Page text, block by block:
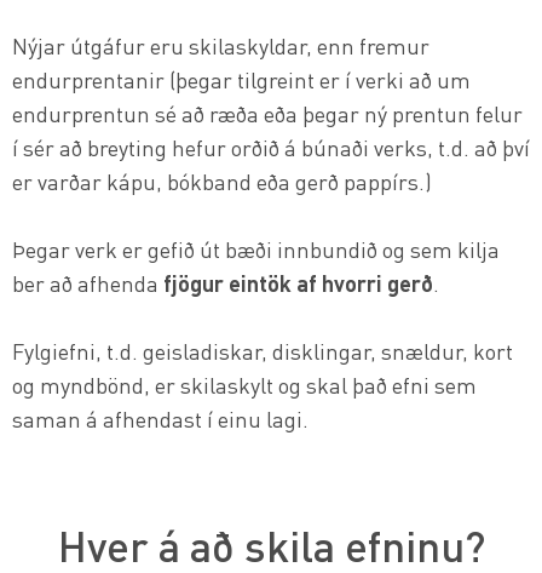
Nýjar útgáfur eru skilaskyldar, enn fremur
endurprentanir (þegar tilgreint er í verki að um
endurprentun sé að ræða eða þegar ný prentun felur
í sér að breyting hefur orðið á búnaði verks, t.d. að því
er varðar kápu, bókband eða gerð pappírs.)
Þegar verk er gefið út bæði innbundið og sem kilja
ber að afhenda fjögur eintök af hvorri gerð.
Fylgiefni, t.d. geisladiskar, disklingar, snældur, kort
og myndbönd, er skilaskylt og skal það efni sem
saman á afhendast í einu lagi.
Hver á að skila efninu?